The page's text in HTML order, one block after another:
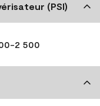
(PSI)
2 500